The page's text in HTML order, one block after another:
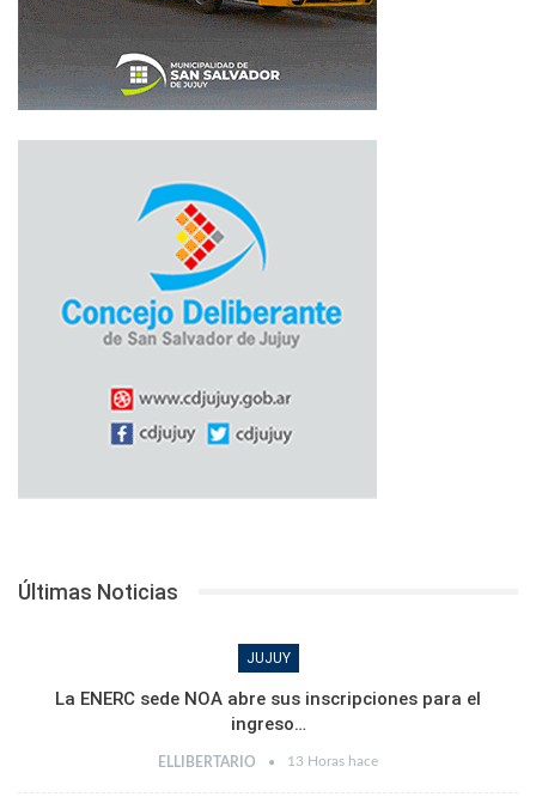
Últimas Noticias
JUJUY
La ENERC sede NOA abre sus inscripciones para el
ingreso…
ELLIBERTARIO 13 Horas hace